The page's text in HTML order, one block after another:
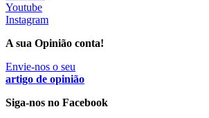
nutricionista no primeiro mês
7 Ago, 2026
ULS de Coimbra estreia cirurgia
apoio robótico em Portugal
7 Ago, 2026 0 Comments
Youtube
Instagram
A sua Opinião conta!
Envie-nos o seu
artigo de opinião
Siga-nos no Facebook